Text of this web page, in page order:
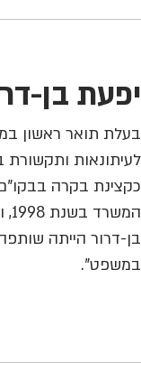
יפעת בן-
כקצינת בקרה
בן-דרור הייתה
במשפט".